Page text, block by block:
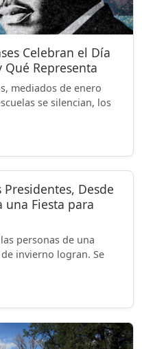
Celebran el Día
Representa
mediados de enero
se silencian, los
Desde
una Fiesta para
personas de una
invierno logran. Se